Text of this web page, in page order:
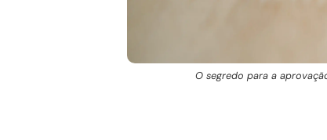
O segredo para a